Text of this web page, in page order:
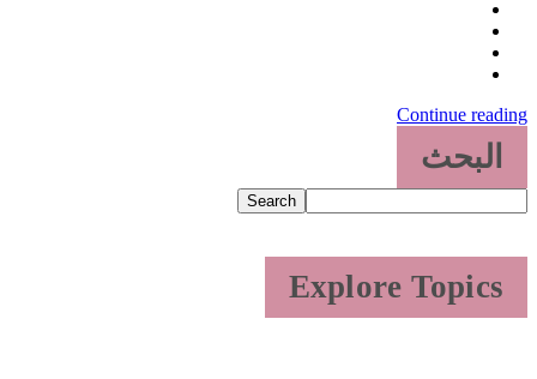
Continue reading
البحث
Search
Explore Topics